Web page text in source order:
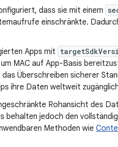
dass sie mit einem
einschränkte.
Apps mit
MAC auf App-Basis
Überschreiben sicherer
ihre Daten weltweit
Rohansicht des
behalten jedoch den
Methoden wie